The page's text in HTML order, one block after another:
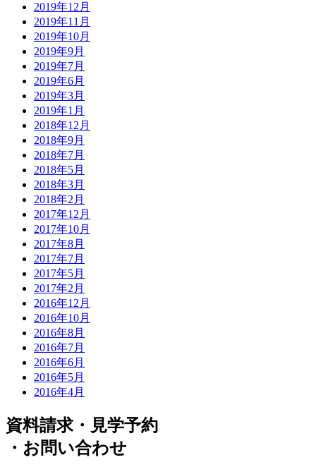
2019年12月
2019年11月
2019年10月
2019年9月
2019年7月
2019年6月
2019年3月
2019年1月
2018年12月
2018年9月
2018年7月
2018年5月
2018年3月
2018年2月
2017年12月
2017年10月
2017年8月
2017年7月
2017年5月
2017年2月
2016年12月
2016年10月
2016年8月
2016年7月
2016年6月
2016年5月
2016年4月
資料請求・見学予約
・ お問い合わせ